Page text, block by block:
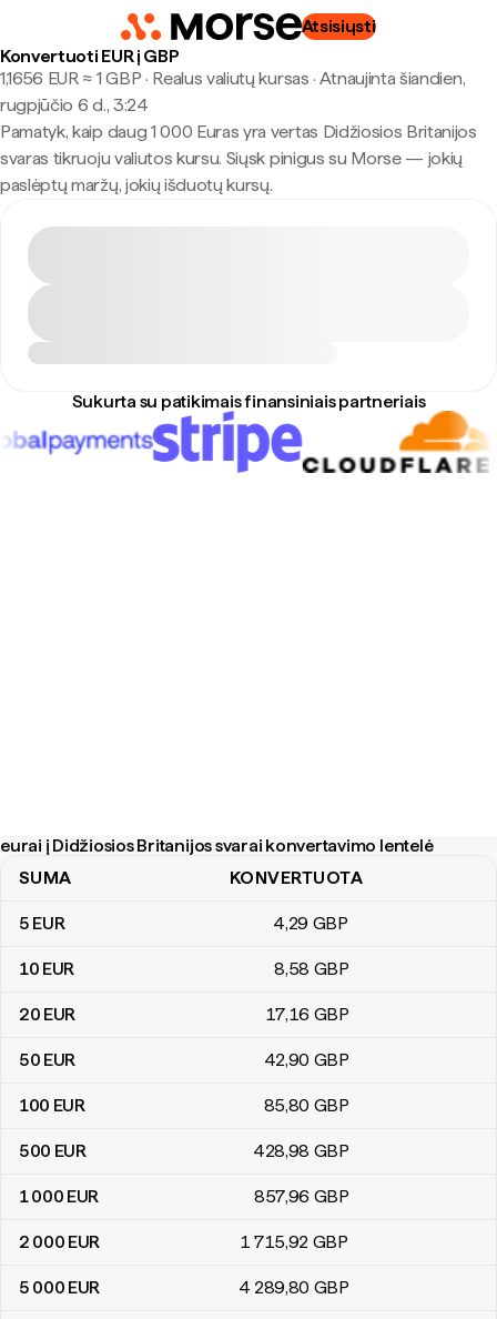
Atsisiųsti
Konvertuoti EUR į GBP
1,1656 EUR ≈ 1 GBP · Realus valiutų kursas · Atnaujinta šiandien,
rugpjūčio 6 d., 3:24
Pamatyk, kaip daug 1 000 Euras yra vertas Didžiosios Britanijos
svaras tikruoju valiutos kursu. Siųsk pinigus su Morse — jokių
paslėptų maržų, jokių išduotų kursų.
Sukurta su patikimais finansiniais partneriais
eurai į Didžiosios Britanijos svarai konvertavimo lentelė
eurai į Didžiosios Britanijos svarai konvertavimo lentelė
SUMA KONVERTUOTA
5 EUR 4,29 GBP
10 EUR 8,58 GBP
20 EUR 17,16 GBP
50 EUR 42,90 GBP
100 EUR 85,80 GBP
500 EUR 428,98 GBP
1 000 EUR 857,96 GBP
2 000 EUR 1 715,92 GBP
5 000 EUR 4 289,80 GBP